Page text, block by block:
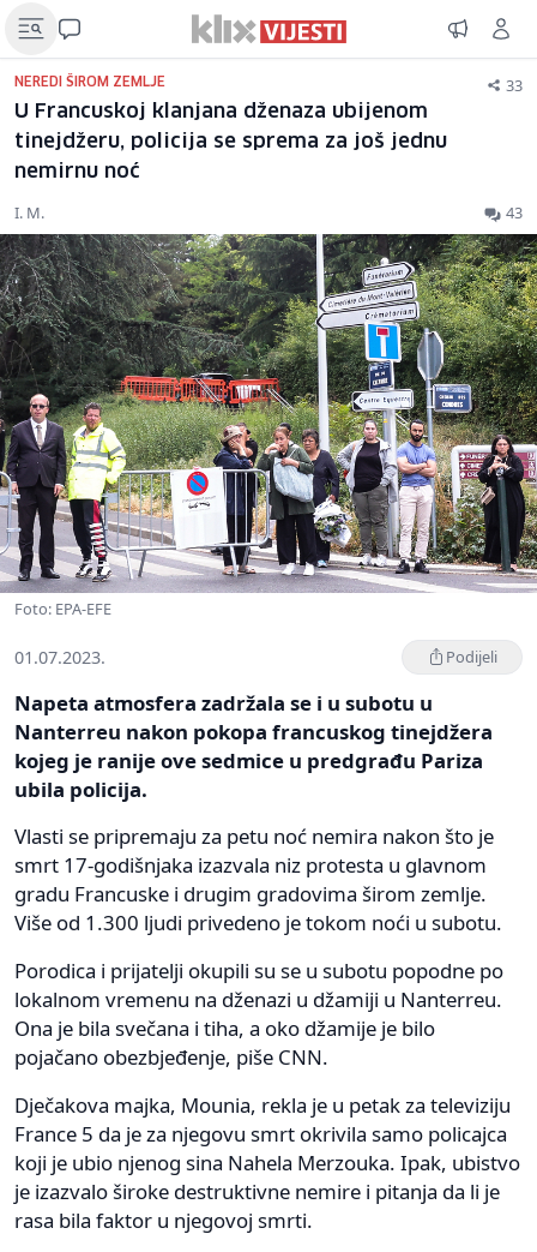
NEREDI ŠIROM ZEMLJE 33
U Francuskoj klanjana dženaza ubijenom
tinejdžeru, policija se sprema za još jednu
nemirnu noć
I. M. 43
Foto: EPA-EFE
01.07.2023. Podijeli
Napeta atmosfera zadržala se i u subotu u
Nanterreu nakon pokopa francuskog tinejdžera
kojeg je ranije ove sedmice u predgrađu Pariza
ubila policija.
Vlasti se pripremaju za petu noć nemira nakon što je
smrt 17-godišnjaka izazvala niz protesta u glavnom
gradu Francuske i drugim gradovima širom zemlje.
Više od 1.300 ljudi privedeno je tokom noći u subotu.
Porodica i prijatelji okupili su se u subotu popodne po
lokalnom vremenu na dženazi u džamiji u Nanterreu.
Ona je bila svečana i tiha, a oko džamije je bilo
pojačano obezbjeđenje, piše CNN.
Dječakova majka, Mounia, rekla je u petak za televiziju
France 5 da je za njegovu smrt okrivila samo policajca
koji je ubio njenog sina Nahela Merzouka. Ipak, ubistvo
je izazvalo široke destruktivne nemire i pitanja da li je
rasa bila faktor u njegovoj smrti.